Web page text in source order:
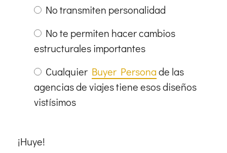
No transmiten personalidad
No te permiten hacer cambios
estructurales importantes
Cualquier Buyer Personade las
agencias de viajes tiene esos diseños
vistísimos
¡Huye!